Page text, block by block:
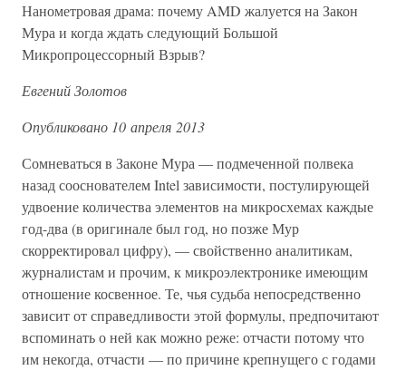
Нанометровая драма: почему AMD жалуется на Закон
Мура и когда ждать следующий Большой
Микропроцессорный Взрыв?
Евгений Золотов
Опубликовано 10 апреля 2013
Сомневаться в Законе Мура — подмеченной полвека
назад сооснователем Intel зависимости, постулирующей
удвоение количества элементов на микросхемах каждые
год-два (в оригинале был год, но позже Мур
скорректировал цифру), — свойственно аналитикам,
журналистам и прочим, к микроэлектронике имеющим
отношение косвенное. Те, чья судьба непосредственно
зависит от справедливости этой формулы, предпочитают
вспоминать о ней как можно реже: отчасти потому что
им некогда, отчасти — по причине крепнущего с годами